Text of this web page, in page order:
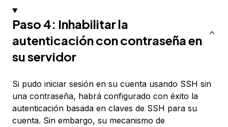
Paso 4: Inhabilitar la
autenticación con contraseña en
su servidor
Si pudo iniciar sesión en su cuenta usando SSH sin
una contraseña, habrá configurado con éxito la
autenticación basada en claves de SSH para su
cuenta. Sin embargo, su mecanismo de